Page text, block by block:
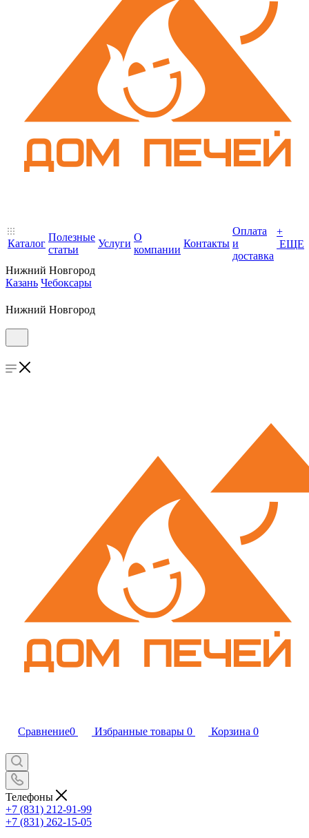
Каталог
Полезные
статьи
Услуги
О
компании
Контакты
Оплата
и
доставка
+
ЕЩЕ
Нижний Новгород
Казань Чебоксары
Нижний Новгород
Сравнение0 Избранные товары 0 Корзина 0
Телефоны
+7 (831) 212-91-99
+7 (831) 262-15-05